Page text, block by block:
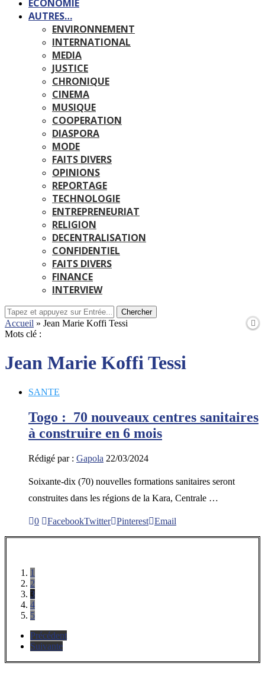
ECONOMIE
AUTRES…
ENVIRONNEMENT
INTERNATIONAL
MEDIA
JUSTICE
CHRONIQUE
CINEMA
MUSIQUE
COOPERATION
DIASPORA
MODE
FAITS DIVERS
OPINIONS
REPORTAGE
TECHNOLOGIE
ENTREPRENEURIAT
RELIGION
DECENTRALISATION
CONFIDENTIEL
FAITS DIVERS
FINANCE
INTERVIEW
Chercher
Accueil » Jean Marie Koffi Tessi
Mots clé :
Jean Marie Koffi Tessi
SANTE
Togo : 70 nouveaux centres sanitaires
à construire en 6 mois
Rédigé par : Gapola 22/03/2024
Soixante-dix (70) nouvelles formations sanitaires seront
construites dans les régions de la Kara, Centrale …
0 FacebookTwitter Pinterest Email
1
2
3
4
5
Précédent
Suivante